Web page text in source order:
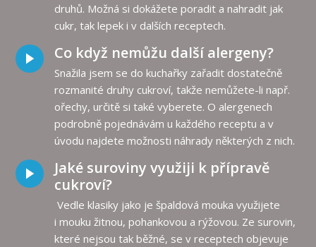
druhů. Možná si dokážete poradit a nahradit jak
cukr, tak lepek i v dalších receptech.
Co když nemůžu další alergeny?
Snažila jsem se do kuchařky zařadit dostatečně
rozmanité druhy cukroví, takže nemůžete-li např.
ořechy, určitě si také vyberete. O alergenech
podrobně pojednávám u každého receptu a v
úvodu najdete možnosti náhrady některých z nich.
Jaké suroviny využiji k přípravě
cukroví?
Vedle klasiky jako je špaldová mouka využijete
i mouku žitnou, pohankovou a rýžovou. Ze surovin,
které nejsou tak běžné, se v receptech objevuje